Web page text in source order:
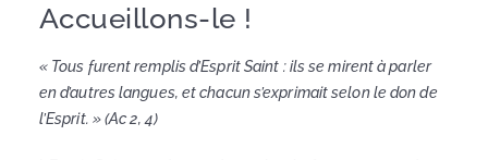
Accueillons-le !
« Tous furent remplis d’Esprit Saint : ils se mirent à parler
en d’autres langues, et chacun s’exprimait selon le don de
l’Esprit. » (Ac 2, 4)